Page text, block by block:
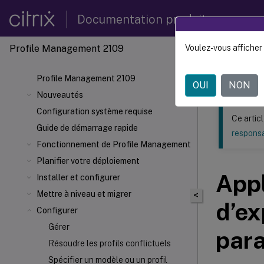
Documentation produit
Profile Management 2109
Profile Management 2109
Nouveautés
Configuration système requise
Guide de démarrage rapide
Fonctionnement de Profile Management
Planifier votre déploiement
Installer et configurer
Mettre à niveau et migrer
Configurer
Gérer
Résoudre les profils conflictuels
Spécifier un modèle ou un profil
Ce contenu a
Profile
<
Ce
Voulez-vous
OUI NON